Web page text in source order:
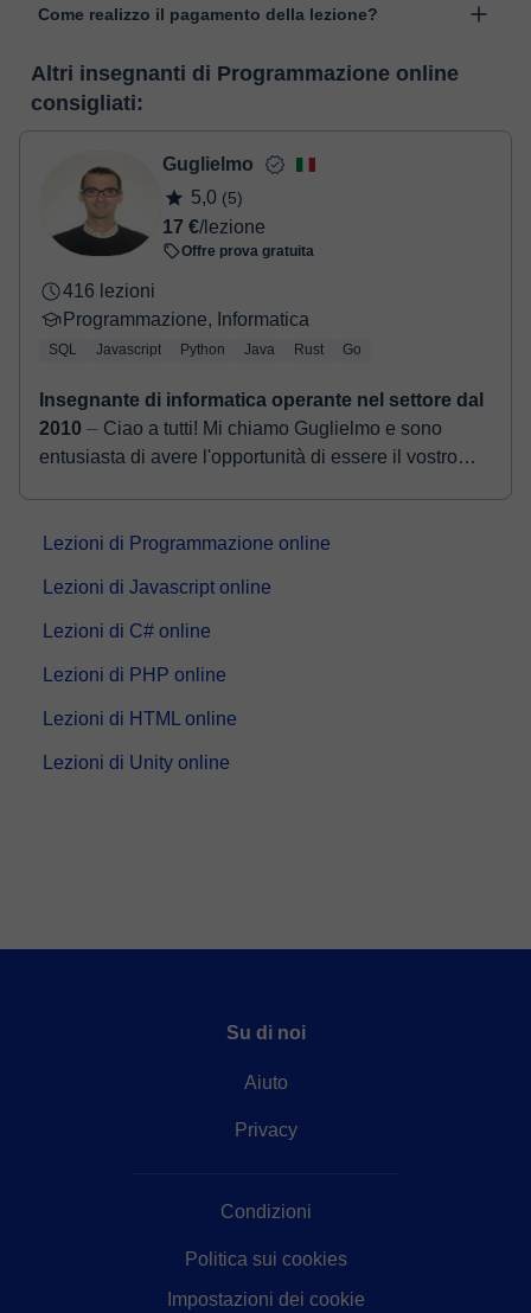
per un apprendimento dinamico con diverse funzionalità, come la
reale. Nel seguente link puoi vedere una demo dell'aula e
conoscerla: Vedere l'aula virtuale
Come realizzo il pagamento della lezione?
realizzare il pagamento tramite carta di credito o debito.
- Carta di credito/debito.
- Paypal.
Una volta che hai realizzato il pagamento, riceverai un email di
conferma della prenotazione.
Altri insegnanti di Programmazione online
consigliati:
Guglielmo
5,0 (5)
17 €/lezione
Offre prova gratuita
416 lezioni
Programmazione, Informatica
SQL Javascript Python Java Rust Go
Insegnante di informatica operante nel settore dal
2010 ⏤ Ciao a tutti! Mi chiamo Guglielmo e sono
entusiasta di avere l'opportunità di essere il vostro
Lezioni di Programmazione online
Lezioni di Javascript online
Lezioni di C# online
Lezioni di PHP online
Lezioni di HTML online
Lezioni di Unity online
Su di noi
Aiuto
Privacy
Condizioni
Politica sui cookies
Impostazioni dei cookie